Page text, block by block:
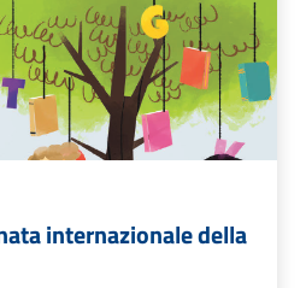
internazionale della